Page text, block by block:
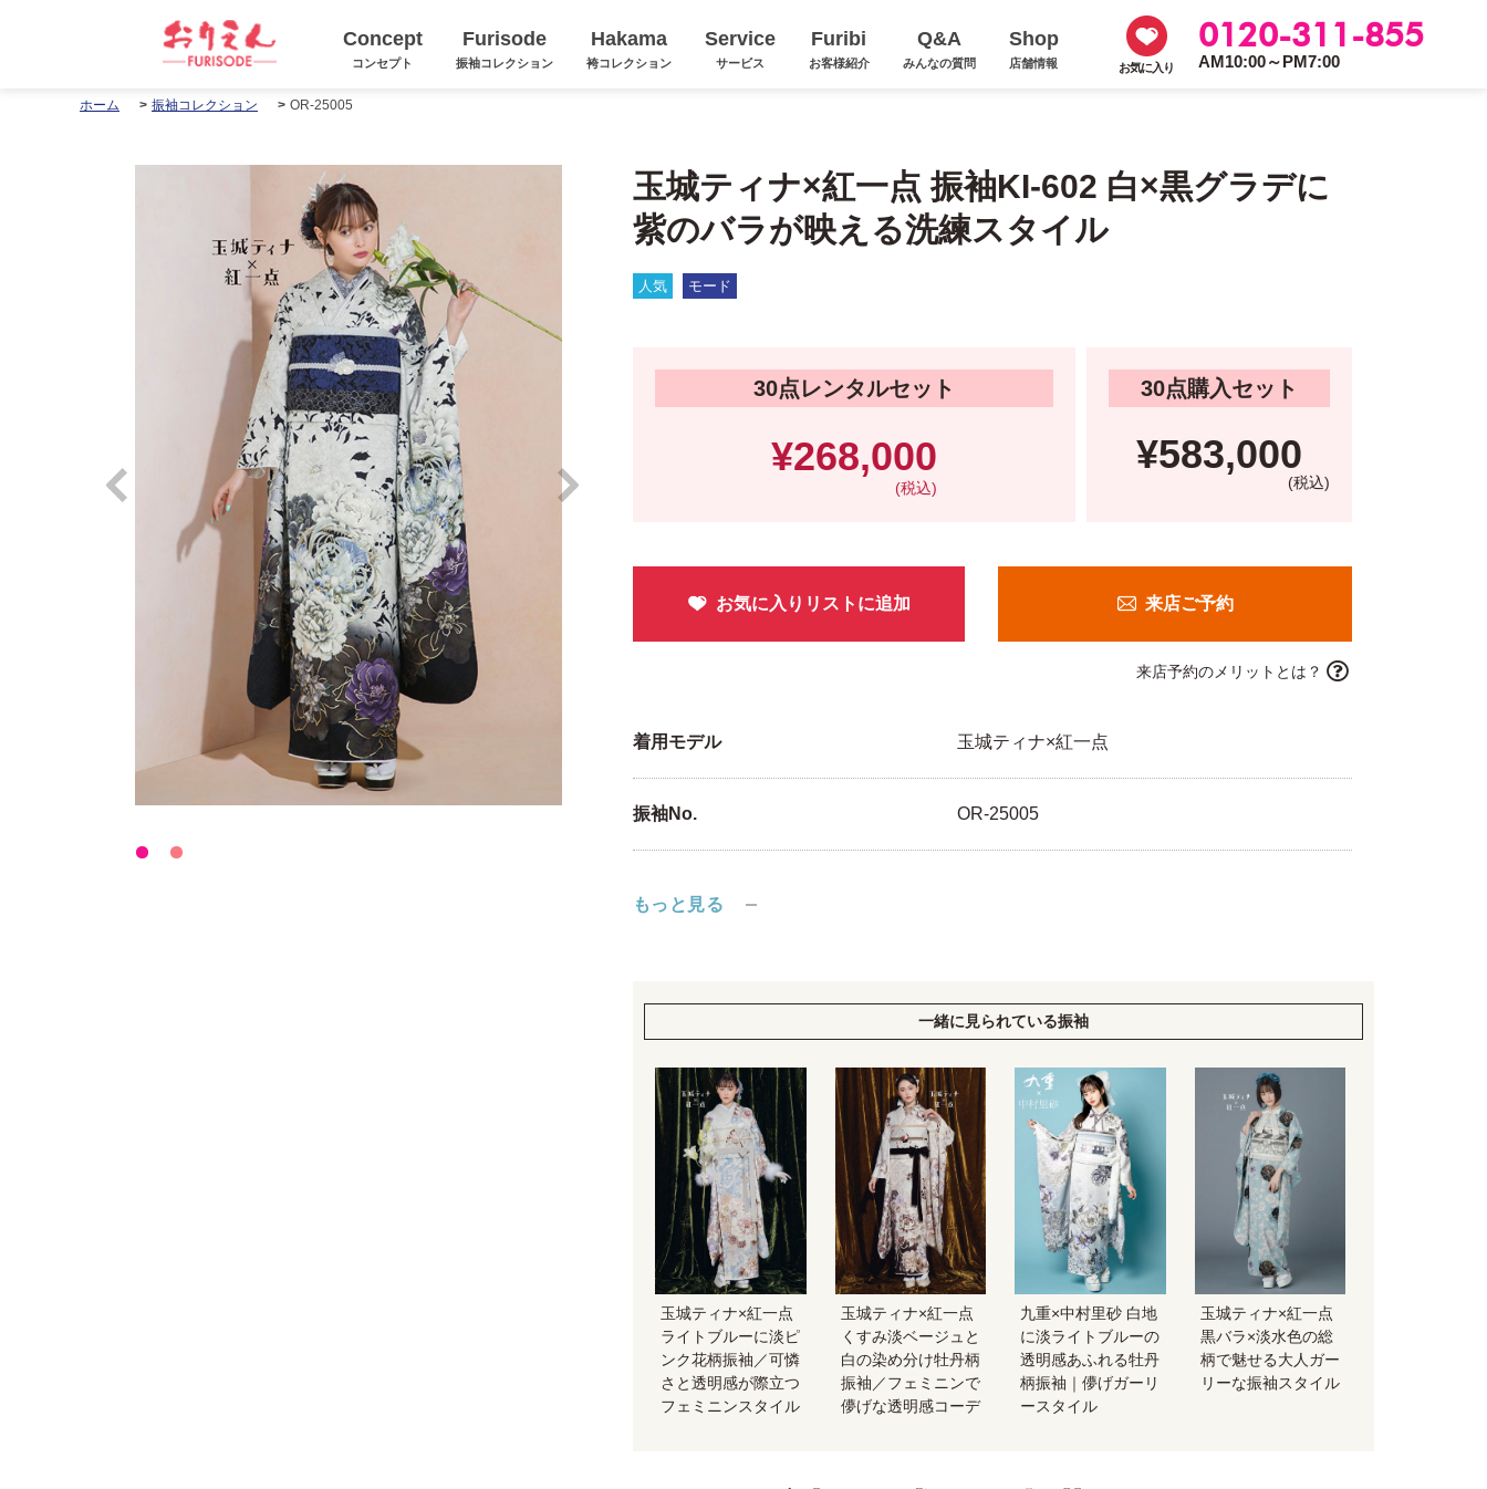
Concept
コンセプト
Furisode
振袖コレクション
Hakama
袴コレクション
Service
サービス
Furibi
お客様紹介
Q&A
みんなの質問
Shop
店舗情報 お気に入り
0120-311-855
AM10:00～PM7:00
ホーム 振袖コレクション OR-25005
玉城ティナ×紅一点 振袖KI-602 白×黒グラデに
紫のバラが映える洗練スタイル
人気 モード
30点レンタルセット
¥268,000
(税込)
30点購入セット
¥583,000
(税込)
来店ご予約
来店予約のメリットとは？
着用モデル 玉城ティナ×紅一点
振袖No. OR-25005
もっと見る
一緒に見られている振袖
玉城ティナ×紅一点
ライトブルーに淡ピ
ンク花柄振袖／可憐
さと透明感が際立つ
フェミニンスタイル
玉城ティナ×紅一点
くすみ淡ベージュと
白の染め分け牡丹柄
振袖／フェミニンで
儚げな透明感コーデ
九重×中村里砂 白地
に淡ライトブルーの
透明感あふれる牡丹
柄振袖｜儚げガーリ
ースタイル
玉城ティナ×紅一点
黒バラ×淡水色の総
柄で魅せる大人ガー
リーな振袖スタイル